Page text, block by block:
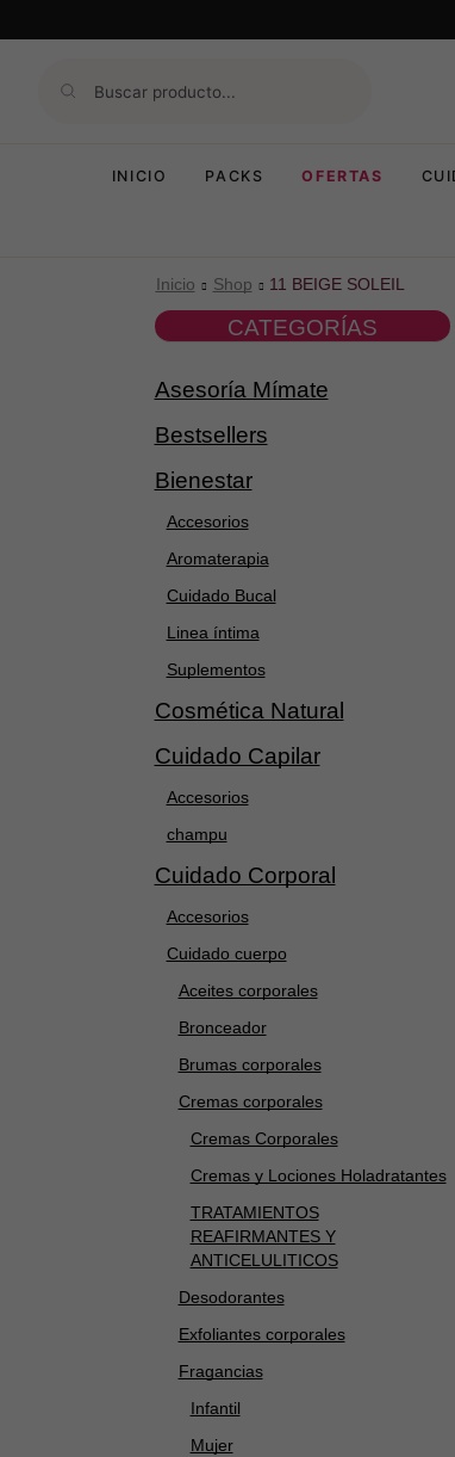
INICIO PACKS OFERTAS
Inicio Shop 11 BEIGE SOLEIL
CATEGORÍAS
Asesoría Mímate
Bestsellers
Bienestar
Accesorios
Aromaterapia
Cuidado Bucal
Linea íntima
Suplementos
Cosmética Natural
Cuidado Capilar
Accesorios
champu
Cuidado Corporal
Accesorios
Cuidado cuerpo
Aceites corporales
Bronceador
Brumas corporales
Cremas corporales
Cremas Corporales
Cremas y Lociones Holadratantes
TRATAMIENTOS
REAFIRMANTES Y
ANTICELULITICOS
Desodorantes
Exfoliantes corporales
Fragancias
Infantil
Mujer